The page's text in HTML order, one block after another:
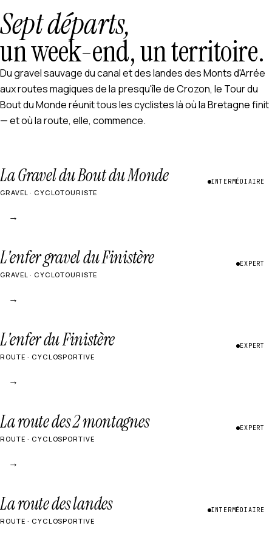
Sept départs,
un week-end, un territoire.
Du gravel sauvage du canal et des landes des Monts d'Arrée
aux routes magiques de la presqu'île de Crozon, le Tour du
Bout du Monde réunit tous les cyclistes là où la Bretagne finit
— et où la route, elle, commence.
La Gravel du Bout du Monde
GRAVEL · CYCLOTOURISTE
INTERMÉDIAIRE
→
L'enfer gravel du Finistère
GRAVEL · CYCLOTOURISTE
EXPERT
→
L'enfer du Finistère
ROUTE · CYCLOSPORTIVE
EXPERT
→
La route des 2 montagnes
ROUTE · CYCLOSPORTIVE
EXPERT
→
La route des landes
ROUTE · CYCLOSPORTIVE
INTERMÉDIAIRE